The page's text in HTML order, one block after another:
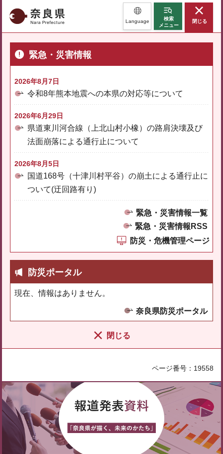
奈良県 Language
検索
メニュー
閉じる
緊急・災害情報
2026年8月7日
令和8年熊本地震への本県の対応等について
2026年6月29日
県道東川河合線（上北山村小橡）の路肩決壊及び
法面崩落による通行止について
2026年8月5日
国道168号（十津川村平谷）の崩土による通行止に
ついて(迂回路有り)
緊急・災害情報一覧
緊急・災害情報RSS
防災・危機管理ページ
防災ポータル
現在、情報はありません。
奈良県防災ポータル
閉じる
ページ番号：19558